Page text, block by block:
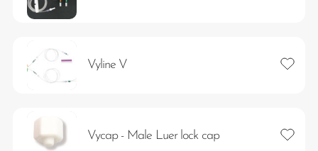
Vyline V Lägg
Vycap - Male Luer lock cap Lägg